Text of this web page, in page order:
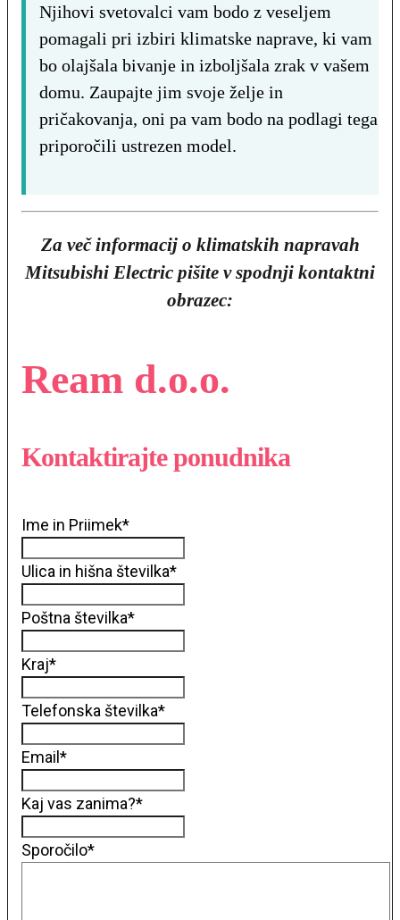
Njihovi svetovalci vam bodo z veseljem
pomagali pri izbiri klimatske naprave, ki vam
bo olajšala bivanje in izboljšala zrak v vašem
domu. Zaupajte jim svoje želje in
pričakovanja, oni pa vam bodo na podlagi tega
priporočili ustrezen model.
Za več informacij o klimatskih napravah
Mitsubishi Electric pišite v spodnji kontaktni
obrazec:
Ream d.o.o.
Kontaktirajte ponudnika
Ime in Priimek*
Ulica in hišna številka*
Poštna številka*
Kraj*
Telefonska številka*
Email*
Kaj vas zanima?*
Sporočilo*